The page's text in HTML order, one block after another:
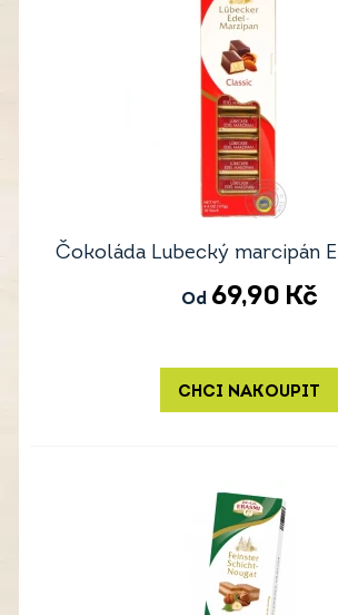
Čokoláda Lubecký marcipán
Od 69,90 Kč
CHCI NAKOUPIT